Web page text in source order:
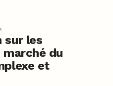
sur les
marché du
et